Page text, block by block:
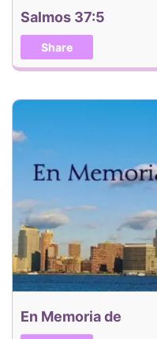
Salmos 37:5
Share
En Memoria de